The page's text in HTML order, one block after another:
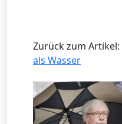
Zurück zum Artikel:
als Wasser